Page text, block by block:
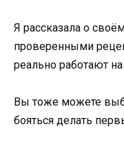
Я рассказала о
проверенными
реально работают
Вы тоже можете
бояться делать